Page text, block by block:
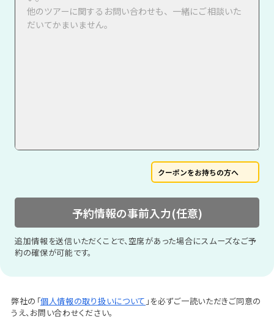
クーポンをお持ちの方へ
予約情報の事前入力(任意)
追加情報を送信いただくことで、空席があった場合にスムーズなご予
約の確保が可能です。
弊社の「個人情報の取り扱いについて 」を必ずご一読いただきご同意の
うえ、お問い合わせください。